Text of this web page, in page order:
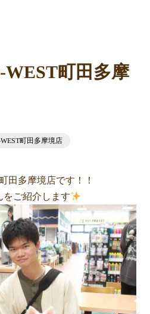
町田多摩
町田多摩境店
田多摩境店です！！
をご紹介します